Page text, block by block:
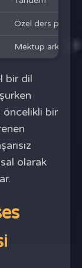
Özel ders
Mektup
bir dil
öncelikli bir
olarak